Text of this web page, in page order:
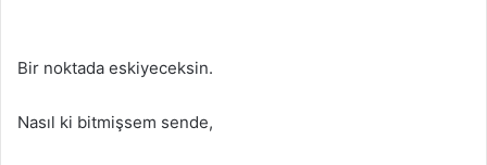
Bir noktada eskiyeceksin.
Nasıl ki bitmişsem sende,